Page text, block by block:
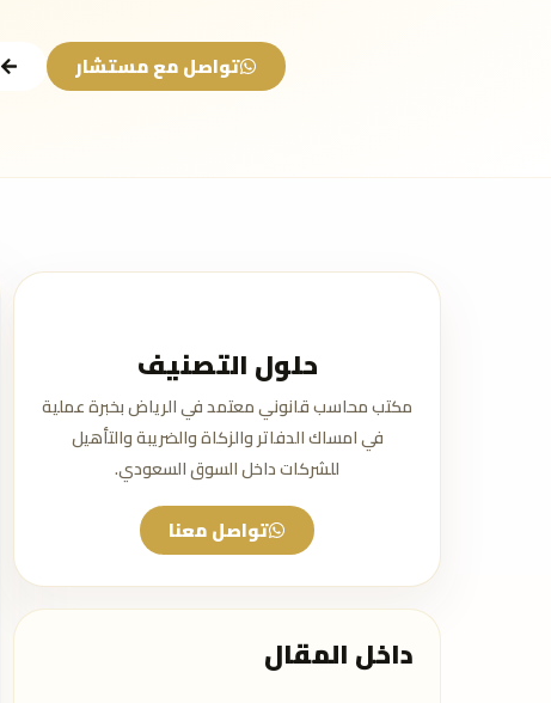
تواصل مع مستشار
حلول التصنيف
مكتب محاسب قانوني معتمد في الرياض بخبرة عملية
في امساك الدفاتر والزكاة والضريبة والتأهيل
للشركات داخل السوق السعودي.
تواصل معنا
داخل المقال